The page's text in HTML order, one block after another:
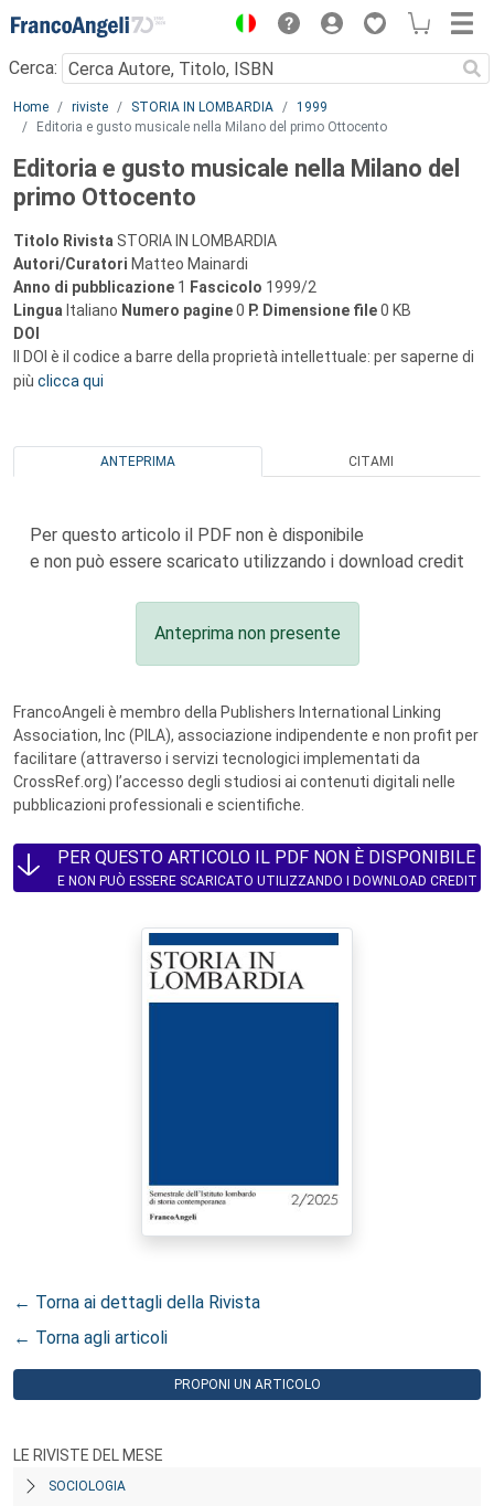
Menu
Cerca:
Main content
Home riviste STORIA IN LOMBARDIA
1999
Editoria e gusto musicale nella Milano del primo Ottocento
Editoria e gusto musicale nella Milano del
primo Ottocento
Titolo Rivista STORIA IN LOMBARDIA
Autori/Curatori Matteo Mainardi
Anno di pubblicazione 1 Fascicolo 1999/2
Lingua Italiano Numero pagine0 P. Dimensione file0 KB
DOI
Il DOI è il codice a barre della proprietà intellettuale: per saperne di
più clicca qui
ANTEPRIMA CITAMI
Per questo articolo il PDF non è disponibile
e non può essere scaricato utilizzando i download credit
Anteprima non presente
FrancoAngeli è membro della Publishers International Linking
Association, Inc (PILA), associazione indipendente e non profit per
facilitare (attraverso i servizi tecnologici implementati da
CrossRef.org) l’accesso degli studiosi ai contenuti digitali nelle
pubblicazioni professionali e scientifiche.
PER QUESTO ARTICOLO IL PDF NON È DISPONIBILE
E NON PUÒ ESSERE SCARICATO UTILIZZANDO I DOWNLOAD CREDIT
← Torna ai dettagli della Rivista
← Torna agli articoli
PROPONI UN ARTICOLO
LE RIVISTE DEL MESE
SOCIOLOGIA